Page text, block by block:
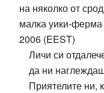
на няколко от
малка уики-ферма
2006 (EEST)
Личи си
да ни
Приятелите ни,